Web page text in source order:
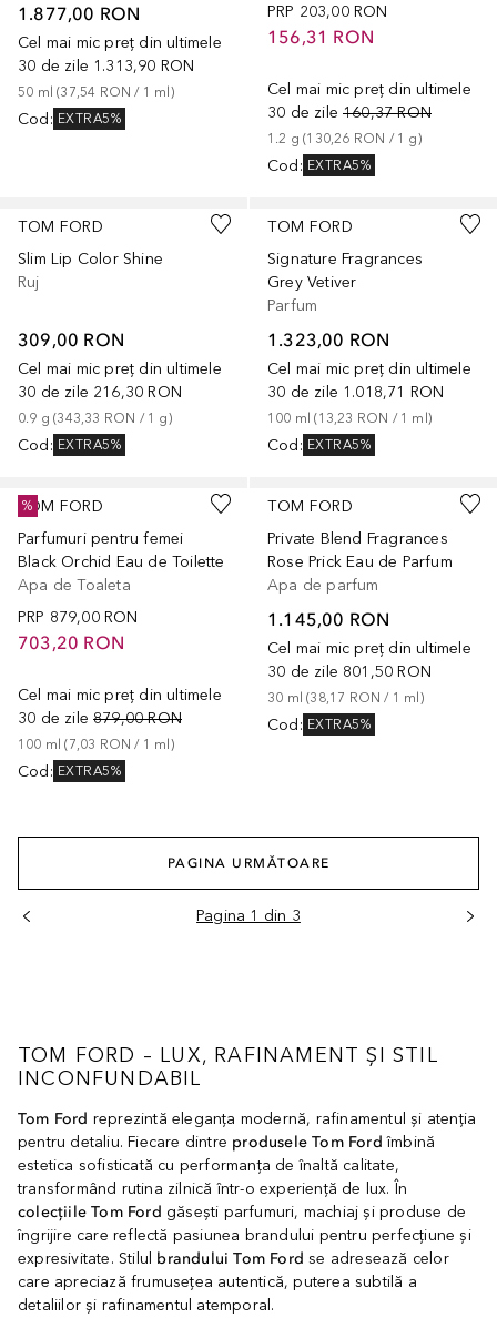
1.877,00 RON
Cel mai mic preț din ultimele
30 de zile 1.313,90 RON
50 ml (37,54 RON / 1 ml)
Cod : EXTRA5%
PRP 203,00 RON
156,31 RON
Cel mai mic preț din ultimele
30 de zile 160,37 RON
1.2 g (130,26 RON / 1 g)
Cod : EXTRA5%
TOM FORD
Slim Lip Color Shine
Ruj
309,00 RON
Cel mai mic preț din ultimele
30 de zile 216,30 RON
0.9 g (343,33 RON / 1 g)
Cod : EXTRA5%
TOM FORD
Signature Fragrances
Grey Vetiver
Parfum
1.323,00 RON
Cel mai mic preț din ultimele
30 de zile 1.018,71 RON
100 ml (13,23 RON / 1 ml)
Cod : EXTRA5%
TOM FORD
Parfumuri pentru femei
Black Orchid Eau de Toilette
Apa de Toaleta
PRP 879,00 RON
703,20 RON
Cel mai mic preț din ultimele
30 de zile 879,00 RON
100 ml (7,03 RON / 1 ml)
Cod : EXTRA5%
%
TOM FORD
Private Blend Fragrances
Rose Prick Eau de Parfum
Apa de parfum
1.145,00 RON
Cel mai mic preț din ultimele
30 de zile 801,50 RON
30 ml (38,17 RON / 1 ml)
Cod : EXTRA5%
PAGINA URMĂTOARE
Pagina 1 din 3
TOM FORD – LUX, RAFINAMENT ȘI STIL
INCONFUNDABIL
Tom Ford reprezintă eleganța modernă, rafinamentul și atenția
pentru detaliu. Fiecare dintre produsele Tom Ford îmbină
estetica sofisticată cu performanța de înaltă calitate,
transformând rutina zilnică într-o experiență de lux. În
colecțiile Tom Ford găsești parfumuri, machiaj și produse de
îngrijire care reflectă pasiunea brandului pentru perfecțiune și
expresivitate. Stilul brandului Tom Ford se adresează celor
care apreciază frumusețea autentică, puterea subtilă a
detaliilor și rafinamentul atemporal.